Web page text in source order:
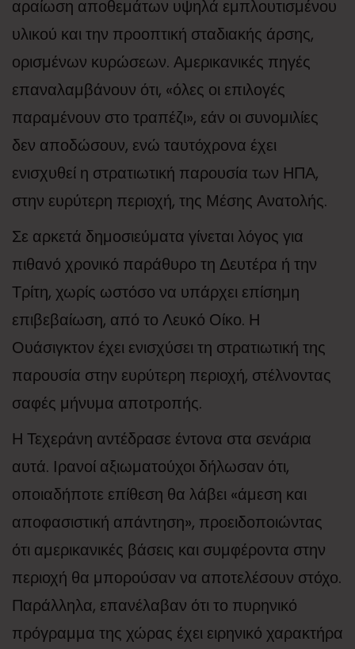
αραίωση αποθεμάτων υψηλά εμπλουτισμένου
υλικού και την προοπτική σταδιακής άρσης,
ορισμένων κυρώσεων. Αμερικανικές πηγές
επαναλαμβάνουν ότι, «όλες οι επιλογές
παραμένουν στο τραπέζι», εάν οι συνομιλίες
δεν αποδώσουν, ενώ ταυτόχρονα έχει
ενισχυθεί η στρατιωτική παρουσία των ΗΠΑ,
στην ευρύτερη περιοχή, της Μέσης Ανατολής.
Σε αρκετά δημοσιεύματα γίνεται λόγος για
πιθανό χρονικό παράθυρο τη Δευτέρα ή την
Τρίτη, χωρίς ωστόσο να υπάρχει επίσημη
επιβεβαίωση, από το Λευκό Οίκο. Η
Ουάσιγκτον έχει ενισχύσει τη στρατιωτική της
παρουσία στην ευρύτερη περιοχή, στέλνοντας
σαφές μήνυμα αποτροπής.
Η Τεχεράνη αντέδρασε έντονα στα σενάρια
αυτά. Ιρανοί αξιωματούχοι δήλωσαν ότι,
οποιαδήποτε επίθεση θα λάβει «άμεση και
αποφασιστική απάντηση», προειδοποιώντας
ότι αμερικανικές βάσεις και συμφέροντα στην
περιοχή θα μπορούσαν να αποτελέσουν στόχο.
Παράλληλα, επανέλαβαν ότι το πυρηνικό
πρόγραμμα της χώρας έχει ειρηνικό χαρακτήρα